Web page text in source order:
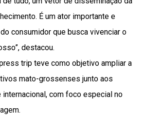
É um ator importante e
consumidor que busca vivenciar o
destacou.
trip teve como objetivo ampliar a
mato-grossenses junto aos
internacional, com foco especial no